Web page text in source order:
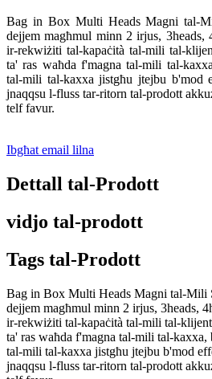
Bag in Box Multi Heads Magni tal-
dejjem magħmul minn 2 irjus, 3heads,
ir-rekwiżiti tal-kapaċità tal-mili tal-
ta' ras waħda f'magna tal-mili tal-
tal-mili tal-kaxxa jistgħu jtejbu b'mod
jnaqqsu l-fluss tar-ritorn tal-prodott
telf favur.
Ibgħat email lilna
Dettall tal-Prodott
vidjo tal-prodott
Tags tal-Prodott
Bag in Box Multi Heads Magni tal-Mili
dejjem magħmul minn 2 irjus, 3heads,
ir-rekwiżiti tal-kapaċità tal-mili tal-
ta' ras waħda f'magna tal-mili tal-
tal-mili tal-kaxxa jistgħu jtejbu b'mod
jnaqqsu l-fluss tar-ritorn tal-prodott